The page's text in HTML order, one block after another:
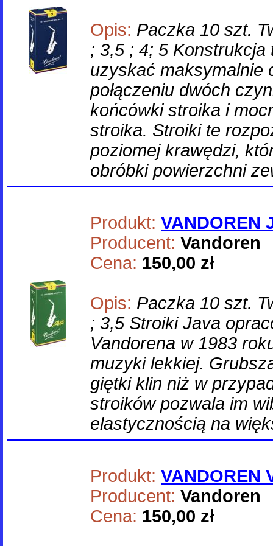
Opis: Paczka 10 szt.
; 3,5 ; 4; 5
uzyskać maksymalnie
połączeniu dwóch
końcówki stroika i
stroika. Stroiki te
poziomej krawędzi,
obróbki powierzchni
Produkt: VANDOREN
Producent: Vandoren
Cena: 150,00 zł
Opis: Paczka 10 szt.
; 3,5 Stroiki Java
Vandorena w 1983
muzyki lekkiej.
giętki klin niż w
stroików pozwala im
elastycznością na
Produkt: VANDOREN
Producent: Vandoren
Cena: 150,00 zł